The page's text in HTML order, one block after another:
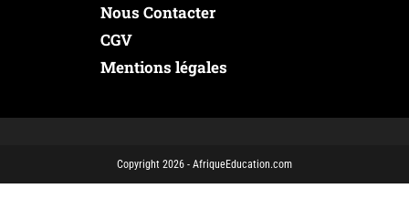
Nous Contacter
CGV
Mentions légales
Copyright 2026 - AfriqueEducation.com